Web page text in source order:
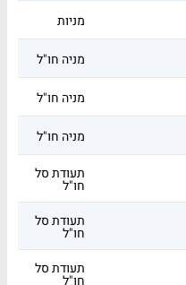
מניות
מניה חו"ל
מניה חו"ל
מניה חו"ל
תעודת סל
חו"ל
תעודת סל
חו"ל
תעודת סל
חו"ל